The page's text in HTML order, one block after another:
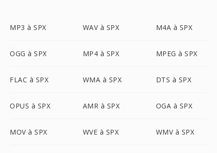
MP3 à SPX WAV à SPX M4A à SPX
OGG à SPX MP4 à SPX MPEG à SPX
FLAC à SPX WMA à SPX DTS à SPX
OPUS à SPX AMR à SPX OGA à SPX
MOV à SPX WVE à SPX WMV à SPX